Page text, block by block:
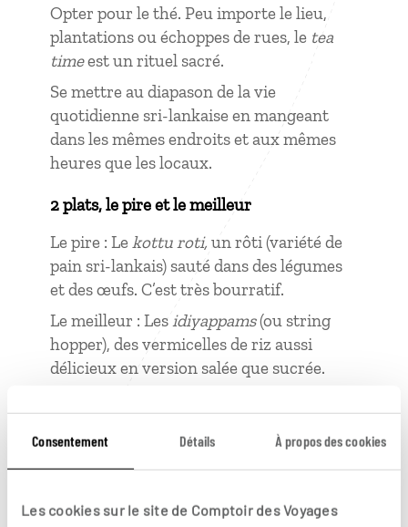
Consentement Détails À propos des cookies
Les cookies sur le site de Comptoir des Voyages
Opter pour le thé. Peu importe le lieu,
plantations ou échoppes de rues, le tea
timeest un rituel sacré.
Se mettre au diapason de la vie
quotidienne sri-lankaise en mangeant
dans les mêmes endroits et aux mêmes
heures que les locaux.
2 plats, le pire et le meilleur
Le pire : Le kottu roti, un rôti (variété de
pain sri-lankais) sauté dans des légumes
et des œufs. C’est très bourratif.
Le meilleur : Lesidiyappams(ou string
hopper), des vermicelles de riz aussi
délicieux en version salée que sucrée.
2 choses apprises là-bas
Savoir utiliser les condiments et les
épices dans la cuisine.
Que site culturel n’est pas forcément